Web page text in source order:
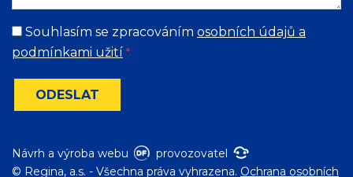
Souhlasím se zpracováním osobních údajů a
podmínkami užití *
ODESLAT
Návrh a výroba webu
provozovatel
© Regina, a.s. - Všechna práva vyhrazena. Ochrana osobních